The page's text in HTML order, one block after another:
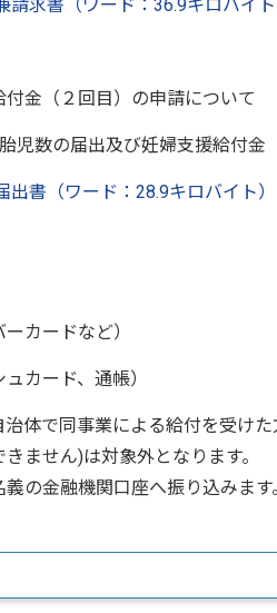
求書（ワード：36.9キロバイト
金（２回目）の申請について
数の届出及び妊婦支援給付金
書（ワード：28.9キロバイト）
カードなど）
カード、通帳）
体で同事業による給付を受け
ません)は対象外となります。
の金融機関口座へ振り込みます